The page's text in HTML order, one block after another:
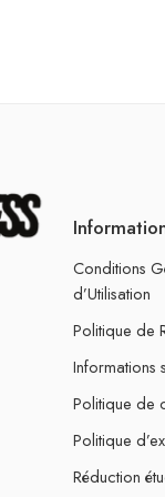
Conditions
d’Utilisation
Politique de
Informations
Politique de
Politique
Réduction